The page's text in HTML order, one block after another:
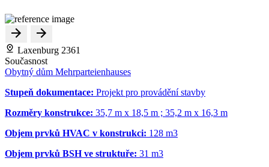
Laxenburg 2361
Současnost
Obytný dům Mehrparteienhauses
Stupeň dokumentace: Projekt pro provádění stavby
Rozměry konstrukce: 35,7 m x 18,5 m ; 35,2 m x 16,3 m
Objem prvků HVAC v konstrukci: 128 m3
Objem prvků BSH ve struktuře: 31 m3